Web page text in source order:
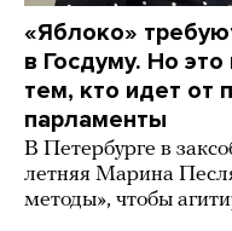
«Яблоко»
в Госдуму. Но
тем, кто идет от
парламенты
В Петербурге в
летняя Марина
методы», чтобы